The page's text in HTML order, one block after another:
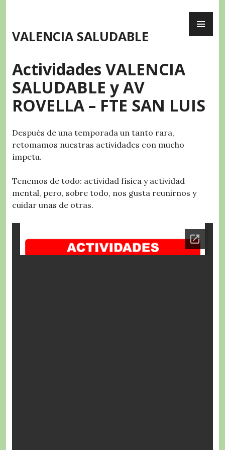
content
VALENCIA SALUDABLE
Actividades VALENCIA
SALUDABLE y AV
ROVELLA – FTE SAN LUIS
Después de una temporada un tanto rara,
retomamos nuestras actividades con mucho
ímpetu.
Tenemos de todo: actividad física y actividad
mental, pero, sobre todo, nos gusta reunirnos y
cuidar unas de otras.